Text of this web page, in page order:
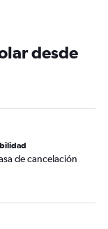
desde
de cancelación